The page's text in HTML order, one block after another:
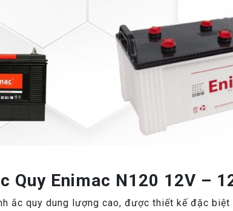
Quy Enimac N120 12V –
ắc quy dung lượng cao, được thiết kế đặc